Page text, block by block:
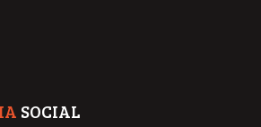
SOCIAL